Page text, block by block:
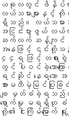
ယခုလတွင် ဖိနှိပ်ထားသ
လယ်သမားများနှင့်
ရှိသည်။ လယ်သမားအရ
အငြင်းပွားဖွယ် လယ်
ဆက်လက် ဆန့်ကျင်
အနေဖြင့် ၎င်းတို့
၄၄ရ ဖြင့် တရာ
တွင် ပါဝင်ခဲ့သောက
ရင်ဆိုင် နေရသော အလု
အားမထီမဲ့မြင်ပ
ချ မှတ်ခံခဲ့ရသည်။ ၎
ရှောက်မှု မရရှိဟု ခံစ
တို့၏ ငါးကြိမ်မြော